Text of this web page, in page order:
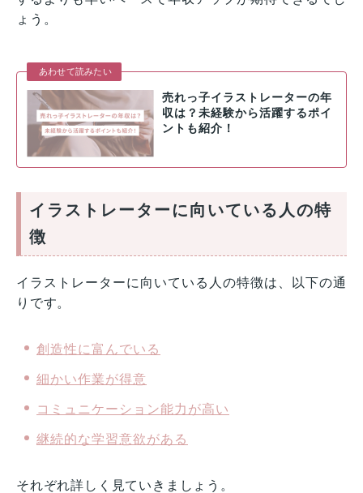
ょう。
あわせて読みたい
売れっ子イラストレーターの年
収は？未経験から活躍するポイ
ントも紹介！
イラストレーターに向いている人の特
徴
イラストレーターに向いている人の特徴は、以下の通
りです。
創造性に富んでいる
細かい作業が得意
コミュニケーション能力が高い
継続的な学習意欲がある
それぞれ詳しく見ていきましょう。